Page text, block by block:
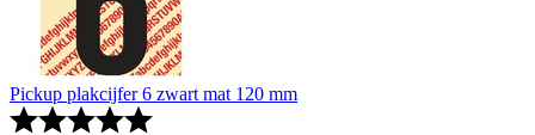
Pickup plakcijfer 6 zwart mat 120 mm